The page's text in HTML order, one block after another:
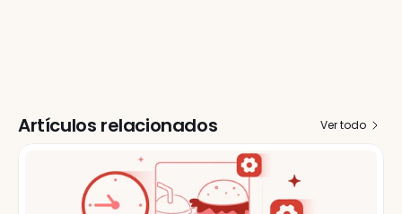
Artículos relacionados Ver todo